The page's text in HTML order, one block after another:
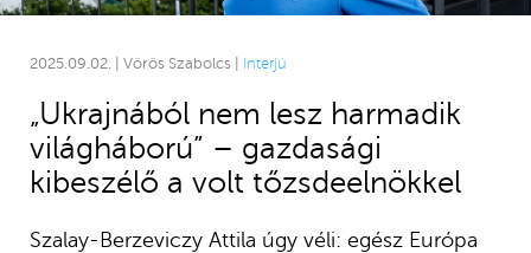
2025.09.02. | Vörös Szabolcs | Interjú
„Ukrajnából nem lesz harmadik
világháború” – gazdasági
kibeszélő a volt tőzsdeelnökkel
Szalay-Berzeviczy Attila úgy véli: egész Európa